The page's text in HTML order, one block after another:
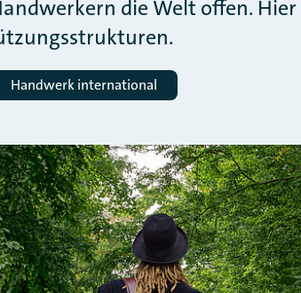
die Welt offen.
Handwerk international